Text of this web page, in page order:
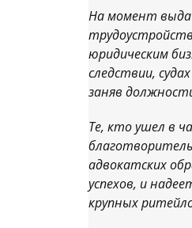
На момент
юридическим
следствии,
заняв
Те, кто ушел в
адвокатских
успехов, и
крупных